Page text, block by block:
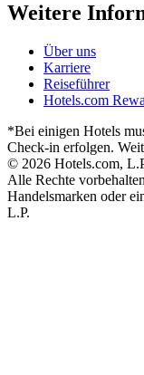
Weitere
Über uns
Karriere
Reiseführer
Hotels.com
*Bei einigen Hotels
Check-in erfolgen.
© 2026 Hotels.com,
Alle Rechte
Handelsmarken oder
L.P.